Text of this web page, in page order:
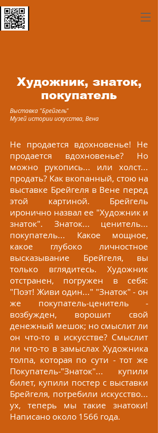
Художник, знаток,
покупатель
Выставка "Брейгель"
Музей истории искусства, Вена
Не продается вдохновенье! Не
продается вдохновенье? Но
можно рукопись... или холст...
продать? Как вкопанный, стою на
выставке Брейгеля в Вене перед
этой картиной. Брейгель
иронично назвал ее "Художник и
знаток". Знаток... ценитель...
покупатель... Какое мощное,
какое глубоко личностное
высказывание Брейгеля, вы
только вглядитесь. Художник
отстранен, погружен в себя:
"Поэт! Живи один..." "Знаток" - он
же покупатель-ценитель -
возбужден, ворошит свой
денежный мешок; но смыслит ли
он что-то в искусстве? Смыслит
ли что-то в замыслах Художника
толпа, которая по сути - тот же
Покупатель-"Знаток"... купили
билет, купили постер с выставки
Брейгеля, потребили искусство...
ух, теперь мы такие знатоки!
Написано около 1566 года.